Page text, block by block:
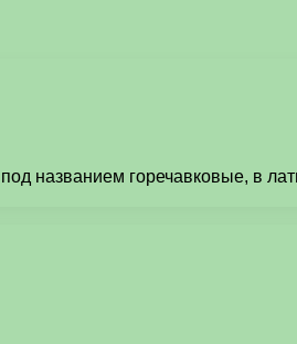
названием горечавковые, в